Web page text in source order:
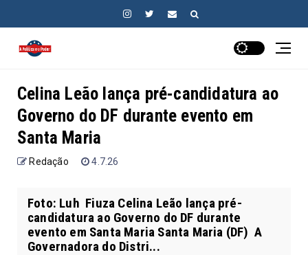
Celina Leão lança pré-candidatura ao
Governo do DF durante evento em
Santa Maria
Redação 4.7.26
Foto: Luh Fiuza Celina Leão lança pré-
candidatura ao Governo do DF durante
evento em Santa Maria Santa Maria (DF) A
Governadora do Distri...